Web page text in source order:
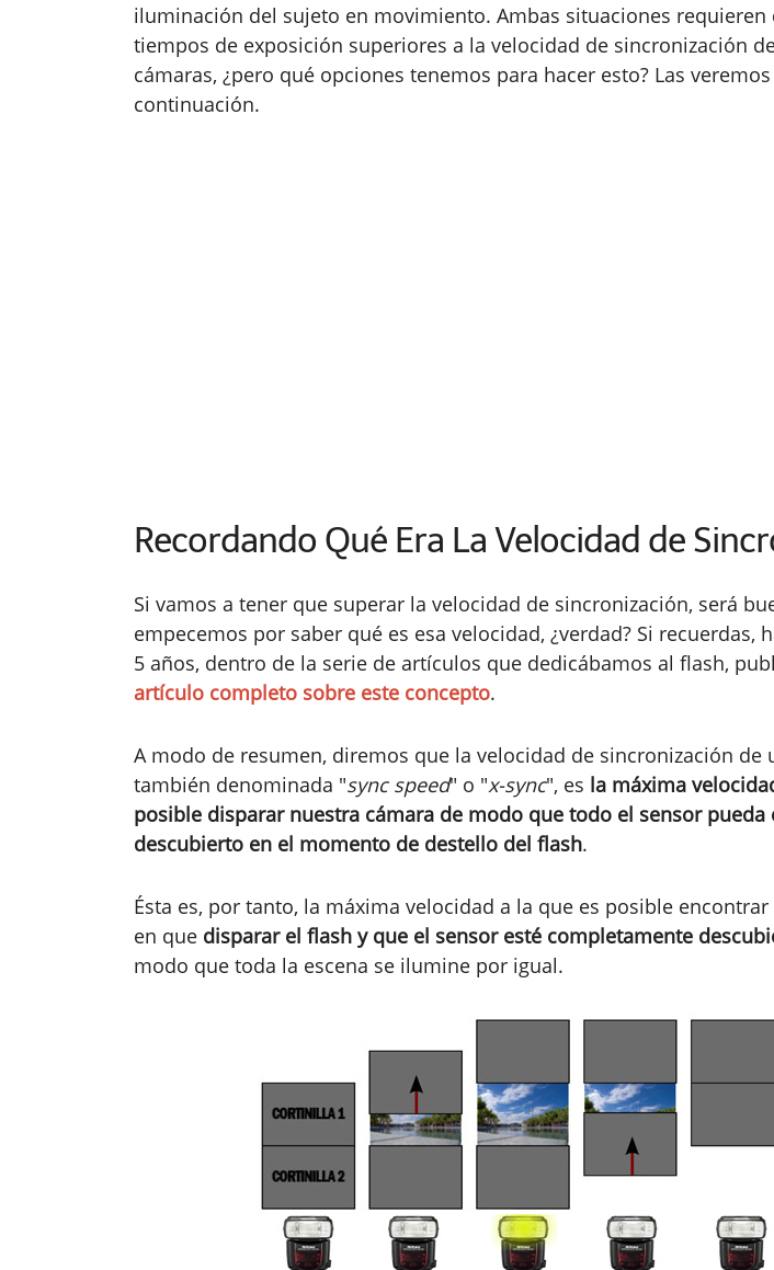
iluminación del sujeto en movimiento. Ambas situaciones requieren
tiempos de exposición superiores a la velocidad de sincronización
cámaras, ¿pero qué opciones tenemos para hacer esto? Las veremos
continuación.
Recordando Qué Era La Velocidad de
Si vamos a tener que superar la velocidad de sincronización, será
empecemos por saber qué es esa velocidad, ¿verdad? Si recuerdas,
5 años, dentro de la serie de artículos que dedicábamos al flash,
artículo completo sobre este concepto.
A modo de resumen, diremos que la velocidad de sincronización de
también denominada "sync speed" o "x-sync", es la máxima
posible disparar nuestra cámara de modo que todo el sensor pueda
descubierto en el momento de destello del flash.
Ésta es, por tanto, la máxima velocidad a la que es posible
en que disparar el flash y que el sensor esté completamente
modo que toda la escena se ilumine por igual.